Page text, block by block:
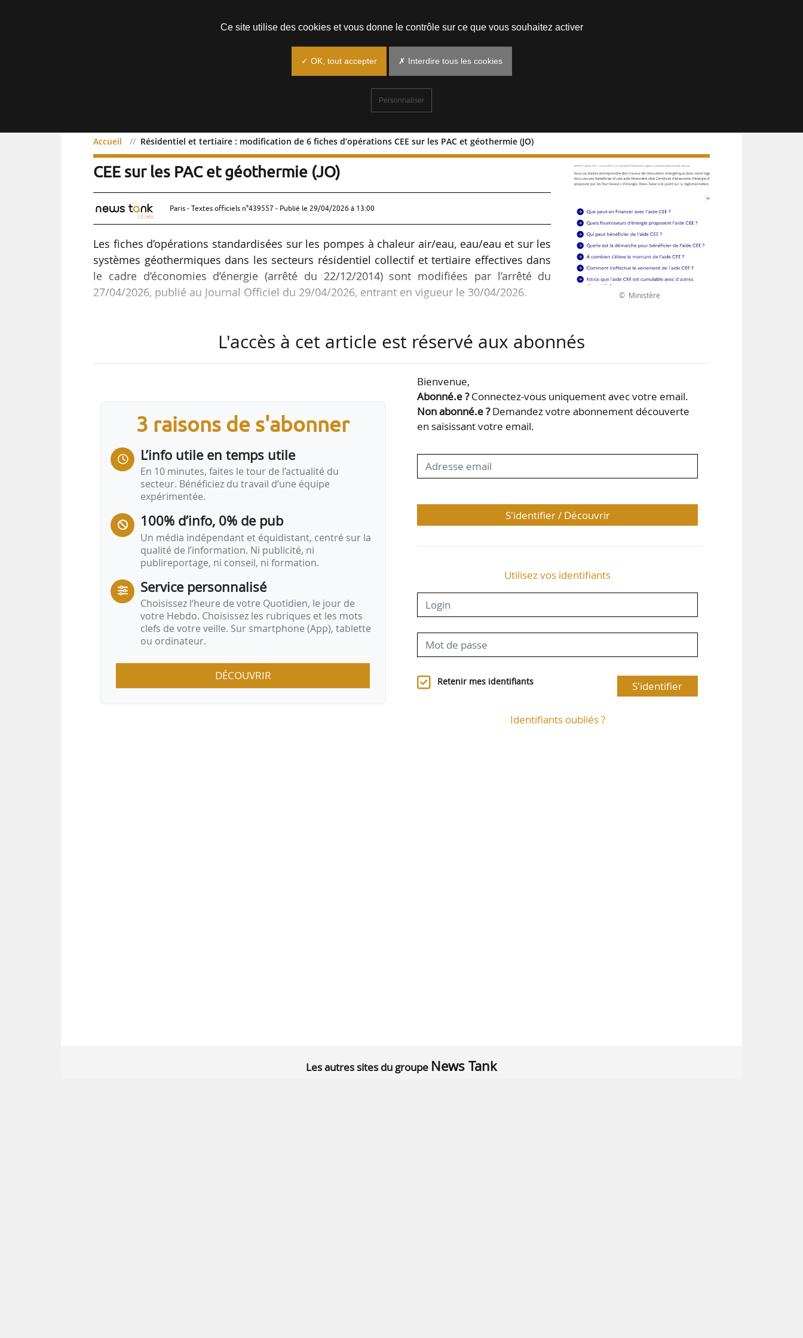
Accueil Résidentiel et tertiaire : modification de 6 fiches d’opérations CEE sur les PAC et géothermie (JO)
Résidentiel et tertiaire : modification de 6 fiches d’opérations
CEE sur les PAC et géothermie (JO)
Paris - Textes officiels n°439557 - Publié le 29/04/2026 à 13:00
Les fiches d’opérations standardisées sur les pompes à chaleur air/eau, eau/eau et sur les
systèmes géothermiques dans les secteurs résidentiel collectif et tertiaire effectives dans
le cadre d’économies d’énergie (arrêté du 22/12/2014) sont modifiées par l’arrêté du
27/04/2026, publié au Journal Officiel du 29/04/2026, entrant en vigueur le 30/04/2026.
géothermique”, BAR-TH-179 “Pompe à chaleur collective de type air/eau”, BAR-TH-180
chaleur de type eau/eau ou eau glycolée/eau”. L’arrêté (art. 2) introduit des référentiels de
© Ministère
L'accès à cet article est réservé aux abonnés
3 raisons de s'abonner
L’info utile en temps utile
En 10 minutes, faites le tour de l’actualité du
secteur. Bénéficiez du travail d’une équipe
expérimentée.
100% d’info, 0% de pub
Un média indépendant et équidistant, centré sur la
qualité de l’information. Ni publicité, ni
publireportage, ni conseil, ni formation.
Service personnalisé
Choisissez l‘heure de votre Quotidien, le jour de
votre Hebdo. Choisissez les rubriques et les mots
clefs de votre veille. Sur smartphone (App), tablette
ou ordinateur.
DÉCOUVRIR
Bienvenue,
Abonné.e ?Connectez-vous uniquement avec votre email.
Non abonné.e ?Demandez votre abonnement découverte
en saisissant votre email.
S'identifier / Découvrir
Utilisez vos identifiants
Retenir mes identifiants S'identifier
Identifiants oubliés ?
Les autres sites du groupe News Tank
Ce site utilise des cookies et vous donne le contrôle sur ce que vous souhaitez activer
✓ OK, tout accepter ✗ Interdire tous les cookies
Personnaliser